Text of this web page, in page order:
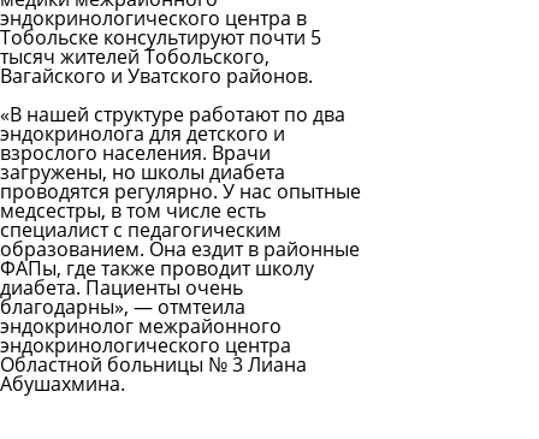
эндокринологического центра в
Тобольске консультируют почти 5
тысяч жителей Тобольского,
Вагайского и Уватского районов.
«В нашей структуре работают по два
эндокринолога для детского и
взрослого населения. Врачи
загружены, но школы диабета
проводятся регулярно. У нас опытные
медсестры, в том числе есть
специалист с педагогическим
образованием. Она ездит в районные
ФАПы, где также проводит школу
диабета. Пациенты очень
благодарны», — отмтеила
эндокринолог межрайонного
эндокринологического центра
Областной больницы № 3Лиана
Абушахмина.